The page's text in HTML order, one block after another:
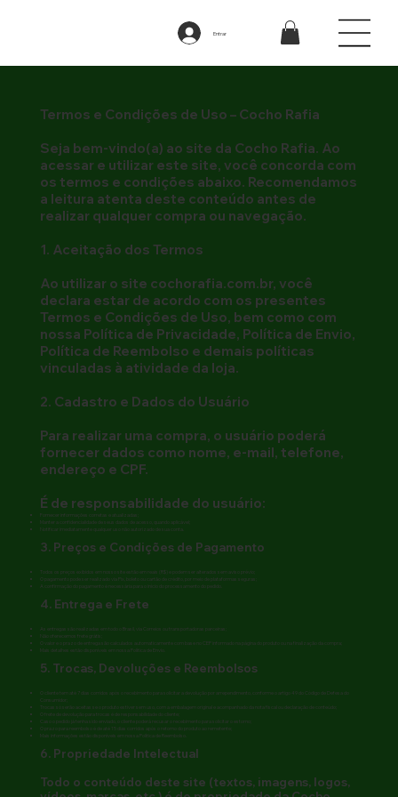
Entrar
Termos e Condições de Uso – Cocho Rafia
Seja bem-vindo(a) ao site da Cocho Rafia. Ao
acessar e utilizar este site, você concorda com
os termos e condições abaixo. Recomendamos
a leitura atenta deste conteúdo antes de
realizar qualquer compra ou navegação.
1. Aceitação dos Termos
Ao utilizar o site cochorafia.com.br, você
declara estar de acordo com os presentes
Termos e Condições de Uso, bem como com
nossa Política de Privacidade, Política de Envio,
Política de Reembolso e demais políticas
vinculadas à atividade da loja.
2. Cadastro e Dados do Usuário
Para realizar uma compra, o usuário poderá
fornecer dados como nome, e-mail, telefone,
endereço e CPF.
É de responsabilidade do usuário:
Fornecer informações corretas e atualizadas;
Manter a confidencialidade de seus dados de acesso, quando aplicável;
Notificar imediatamente qualquer uso não autorizado de sua conta.
3. Preços e Condições de Pagamento
Todos os preços exibidos em nosso site estão em reais (R$) e podem ser alterados sem aviso prévio;
O pagamento pode ser realizado via Pix, boleto ou cartão de crédito, por meio de plataformas seguras;
A confirmação do pagamento é necessária para o início do processamento do pedido.
4. Entrega e Frete
As entregas são realizadas em todo o Brasil, via Correios ou transportadoras parceiras;
Não oferecemos frete grátis;
O valor e o prazo de entrega são calculados automaticamente com base no CEP informado na página do produto ou na finalização da compra;
Mais detalhes estão disponíveis em nossa Política de Envio.
5. Trocas, Devoluções e Reembolsos
O cliente tem até 7 dias corridos após o recebimento para solicitar a devolução por arrependimento, conforme o artigo 49 do Código de Defesa do
Trocas só serão aceitas se o produto estiver sem uso, com a embalagem original e acompanhado da nota fiscal ou declaração de conteúdo;
O frete de devolução para trocas é de responsabilidade do cliente;
Caso o pedido já tenha sido enviado, o cliente poderá recusar o recebimento para solicitar o estorno;
O prazo para reembolso é de até 15 dias corridos após o retorno do produto ao remetente;
Mais informações estão disponíveis em nossa Política de Reembolso.
6. Propriedade Intelectual
Todo o conteúdo deste site (textos, imagens, logos,